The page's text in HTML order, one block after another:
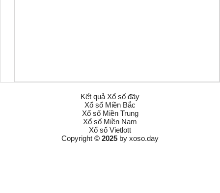
Kết quả Xổ số đây
Xổ số Miền Bắc
Xổ số Miền Trung
Xổ số Miền Nam
Xổ số Vietlott
Copyright © 2025 by xoso.day